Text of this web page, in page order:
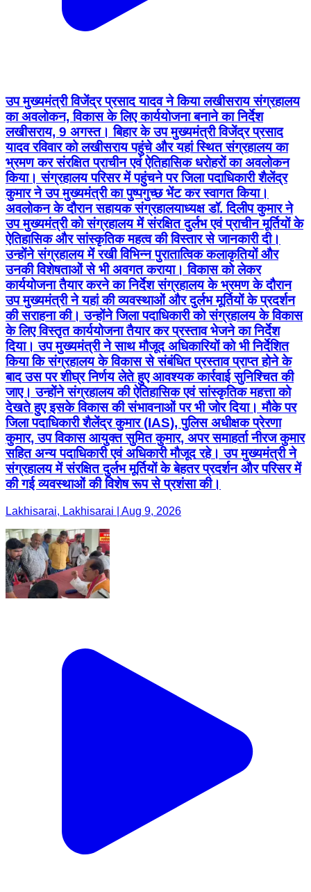
उप मुख्यमंत्री विजेंद्र प्रसाद यादव ने किया लखीसराय संग्रहालय
का अवलोकन, विकास के लिए कार्ययोजना बनाने का निर्देश
लखीसराय, 9 अगस्त। बिहार के उप मुख्यमंत्री विजेंद्र प्रसाद
यादव रविवार को लखीसराय पहुंचे और यहां स्थित संग्रहालय का
भ्रमण कर संरक्षित प्राचीन एवं ऐतिहासिक धरोहरों का अवलोकन
किया। संग्रहालय परिसर में पहुंचने पर जिला पदाधिकारी शैलेंद्र
कुमार ने उप मुख्यमंत्री का पुष्पगुच्छ भेंट कर स्वागत किया।
अवलोकन के दौरान सहायक संग्रहालयाध्यक्ष डॉ. दिलीप कुमार ने
उप मुख्यमंत्री को संग्रहालय में संरक्षित दुर्लभ एवं प्राचीन मूर्तियों के
ऐतिहासिक और सांस्कृतिक महत्व की विस्तार से जानकारी दी।
उन्होंने संग्रहालय में रखी विभिन्न पुरातात्विक कलाकृतियों और
उनकी विशेषताओं से भी अवगत कराया। विकास को लेकर
कार्ययोजना तैयार करने का निर्देश संग्रहालय के भ्रमण के दौरान
उप मुख्यमंत्री ने यहां की व्यवस्थाओं और दुर्लभ मूर्तियों के प्रदर्शन
की सराहना की। उन्होंने जिला पदाधिकारी को संग्रहालय के विकास
के लिए विस्तृत कार्ययोजना तैयार कर प्रस्ताव भेजने का निर्देश
दिया। उप मुख्यमंत्री ने साथ मौजूद अधिकारियों को भी निर्देशित
किया कि संग्रहालय के विकास से संबंधित प्रस्ताव प्राप्त होने के
बाद उस पर शीघ्र निर्णय लेते हुए आवश्यक कार्रवाई सुनिश्चित की
जाए। उन्होंने संग्रहालय की ऐतिहासिक एवं सांस्कृतिक महत्ता को
देखते हुए इसके विकास की संभावनाओं पर भी जोर दिया। मौके पर
जिला पदाधिकारी शैलेंद्र कुमार (IAS), पुलिस अधीक्षक प्रेरणा
कुमार, उप विकास आयुक्त सुमित कुमार, अपर समाहर्ता नीरज कुमार
सहित अन्य पदाधिकारी एवं अधिकारी मौजूद रहे। उप मुख्यमंत्री ने
संग्रहालय में संरक्षित दुर्लभ मूर्तियों के बेहतर प्रदर्शन और परिसर में
की गई व्यवस्थाओं की विशेष रूप से प्रशंसा की।
Lakhisarai, Lakhisarai | Aug 9, 2026